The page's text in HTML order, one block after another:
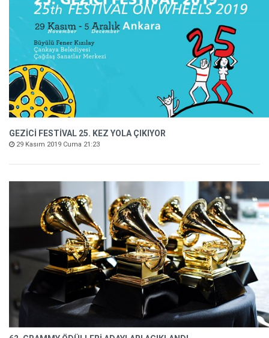
GEZİCİ FESTİVAL 25. KEZ YOLA ÇIKIYOR
29 Kasım 2019 Cuma 21:23